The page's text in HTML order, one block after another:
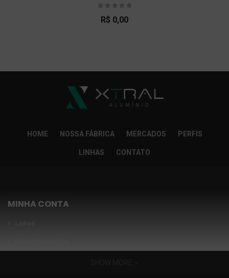
R$ 0,00
HOME NOSSA FÁBRICA MERCADOS PERFIS
LINHAS CONTATO
MINHA CONTA